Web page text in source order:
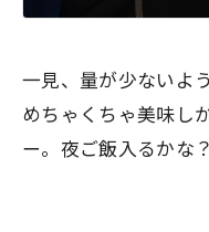
一見、量が少ないよ
めちゃくちゃ美味し
ー。夜ご飯入るかな